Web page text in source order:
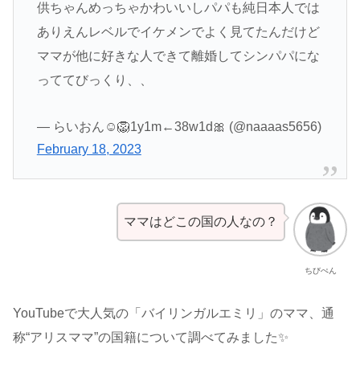
供ちゃんめっちゃかわいいしパパも純日本人では
ありえんレベルでイケメンでよく見てたんだけど
ママが他に好きな人できて離婚してシンパパにな
っててびっくり、、
— らいおん☺︎🦁1y1m←38w1d🎀 (@naaaas5656)
February 18, 2023
ちびぺん
ママはどこの国の人なの？
YouTubeで大人気の「バイリンガルエミリ」のママ、通
称“アリスママ”の国籍について調べてみました✨